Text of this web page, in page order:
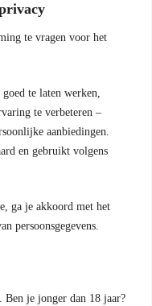
te vragen voor het
te laten werken,
te verbeteren –
aanbiedingen.
en gebruikt volgens
ga je akkoord met het
persoonsgegevens.
je jonger dan 18 jaar?